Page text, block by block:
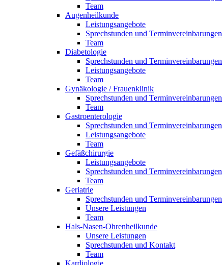
Team
Augenheilkunde
Leistungsangebote
Sprechstunden und Terminvereinbarungen
Team
Diabetologie
Sprechstunden und Terminvereinbarungen
Leistungsangebote
Team
Gynäkologie / Frauenklinik
Sprechstunden und Terminvereinbarungen
Team
Gastroenterologie
Sprechstunden und Terminvereinbarungen
Leistungsangebote
Team
Gefäßchirurgie
Leistungsangebote
Sprechstunden und Terminvereinbarungen
Team
Geriatrie
Sprechstunden und Terminvereinbarungen
Unsere Leistungen
Team
Hals-Nasen-Ohrenheilkunde
Unsere Leistungen
Sprechstunden und Kontakt
Team